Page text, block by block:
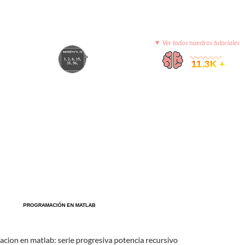
Ver todos nuestros tutoriales
© 11.3K +
PROGRAMACIÓN EN MATLAB